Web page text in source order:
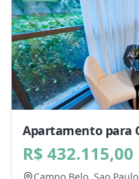
Apartamento para
Sao Paulo - SP
R$ 432.115,00